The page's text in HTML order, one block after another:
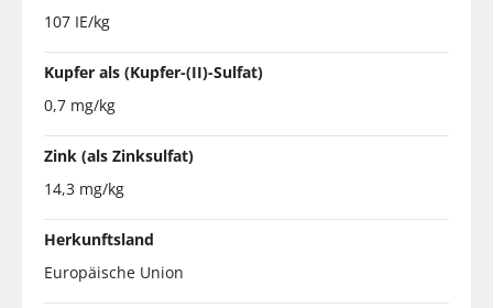
107 IE/kg
Kupfer als (Kupfer-(II)-Sulfat)
0,7 mg/kg
Zink (als Zinksulfat)
14,3 mg/kg
Herkunftsland
Europäische Union